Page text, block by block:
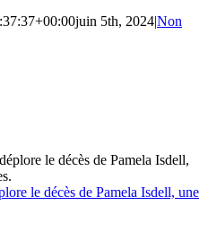
juin 5th, 2024|Non
le décès de Pamela Isdell, une